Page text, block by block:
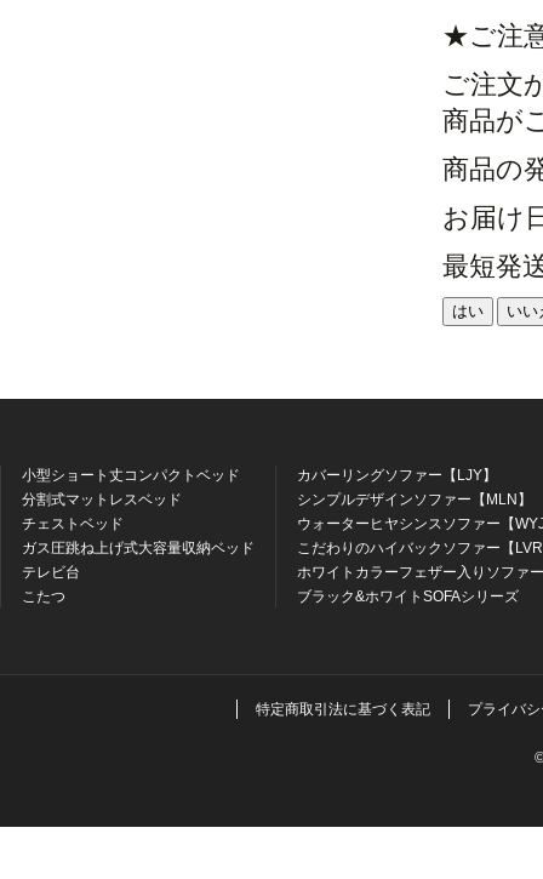
★ご注
ご注文
商品が
商品の
お届け
最短発
はい いい
小型ショート丈コンパクトベッド
分割式マットレスベッド
チェストベッド
ガス圧跳ね上げ式大容量収納ベッド
テレビ台
こたつ
カバーリングソファー【LJY】
シンプルデザインソファー【MLN】
ウォーターヒヤシンスソファー【
こだわりのハイバックソファー【
ホワイトカラーフェザー入りソファ
ブラック&ホワイトSOFAシリーズ
特定商取引法に基づく表記 プライバ